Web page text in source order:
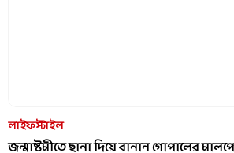
লাইফস্টাইল
জন্মাষ্টমীতে ছানা দিয়ে বানান গোপালের